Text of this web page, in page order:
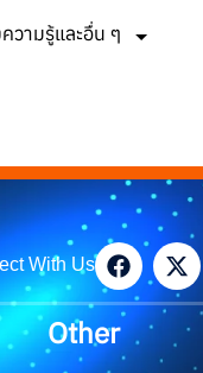
วามรู้และอื่น ๆ
With Us
Other